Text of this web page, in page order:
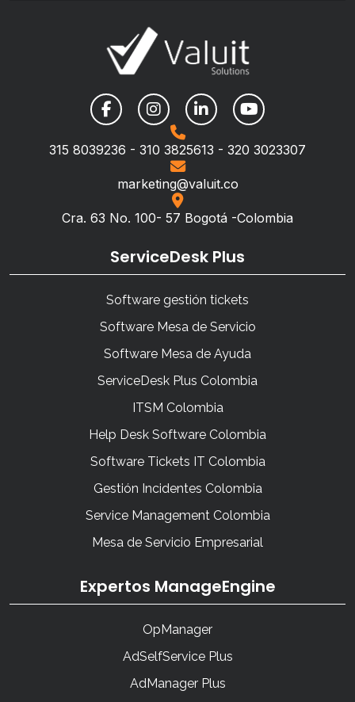
315 8039236 - 310 3825613 - 320 3023307
marketing@valuit.co
Cra. 63 No. 100- 57 Bogotá -Colombia
ServiceDesk Plus
Software gestión tickets
Software Mesa de Servicio
Software Mesa de Ayuda
ServiceDesk Plus Colombia
ITSM Colombia
Help Desk Software Colombia
Software Tickets IT Colombia
Gestión Incidentes Colombia
Service Management Colombia
Mesa de Servicio Empresarial
Expertos ManageEngine
OpManager
AdSelfService Plus
AdManager Plus